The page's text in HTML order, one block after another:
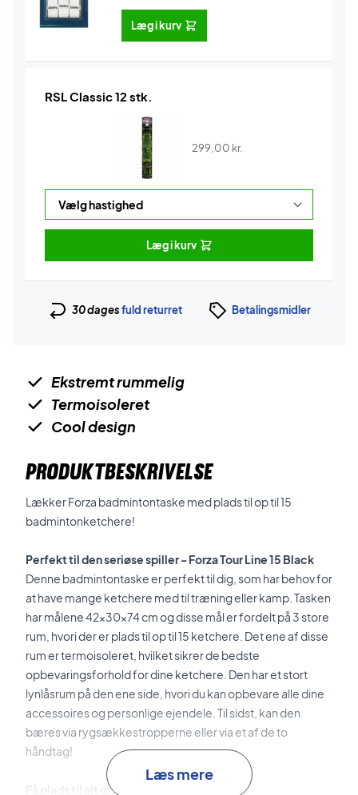
Læg i kurv
RSL Classic 12 stk.
299,00 kr.
Læg i kurv
30 dagesfuld returret Betalingsmidler
Ekstremt rummelig
Termoisoleret
Cool design
PRODUKTBESKRIVELSE
Lækker Forza badmintontaske med plads til op til 15
badmintonketchere!
Perfekt til den seriøse spiller - Forza Tour Line 15 Black
Denne badmintontaske er perfekt til dig, som har behov for
at have mange ketchere med til træning eller kamp. Tasken
har målene 42x30x74 cm og disse mål er fordelt på 3 store
rum, hvori der er plads til op til 15 ketchere. Det ene af disse
rum er termoisoleret, hvilket sikrer de bedste
opbevaringsforhold for dine ketchere. Den har et stort
lynlåsrum på den ene side, hvori du kan opbevare alle dine
accessoires og personlige ejendele. Til sidst, kan den
bæres via rygsækkestropperne eller via et af de to
håndtag!
Få plads til alt dit udstyr - køb denne Forza
Læs mere